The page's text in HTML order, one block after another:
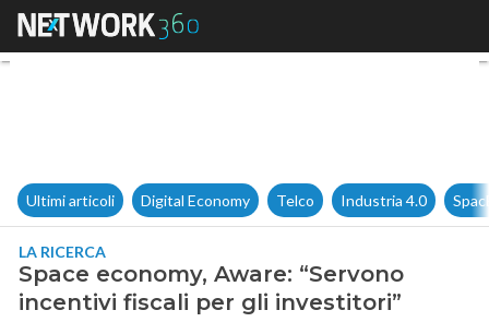
Space economy, Aware:
Ultimi articoli Digital Economy Telco Industria 4.0
LA RICERCA
Space economy, Aware: “Servono
incentivi fiscali per gli investitori”